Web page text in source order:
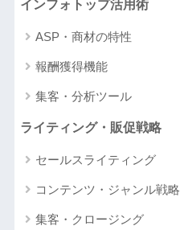
インフォトップ活用術
ASP・商材の特性
報酬獲得機能
集客・分析ツール
ライティング・販促戦略
セールスライティング
コンテンツ・ジャンル戦略
集客・クロージング